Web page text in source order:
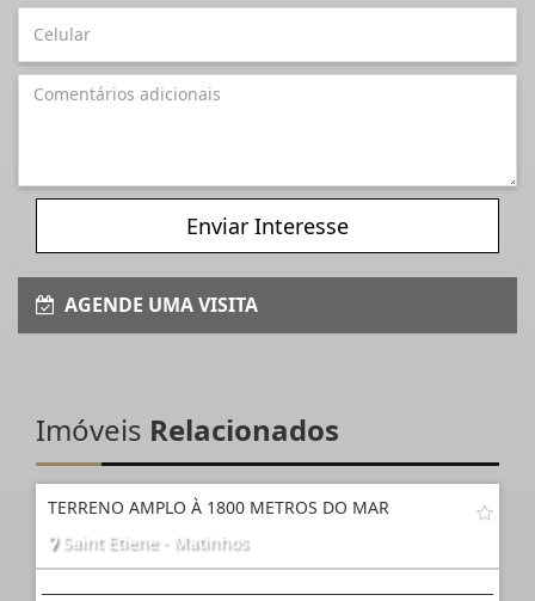
Enviar Interesse
AGENDE UMA VISITA
Imóveis Relacionados
TERRENO AMPLO À 1800 METROS DO MAR
Saint Etiene - Matinhos